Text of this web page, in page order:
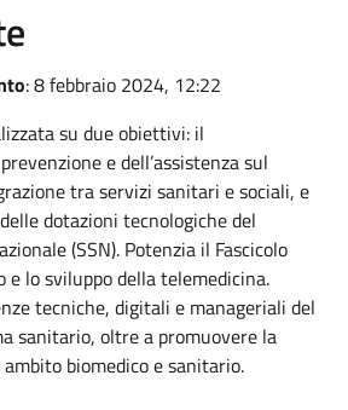
: 8 febbraio 2024, 12:22
su due obiettivi: il
e dell’assistenza sul
tra servizi sanitari e sociali, e
dotazioni tecnologiche del
(SSN). Potenzia il Fascicolo
lo sviluppo della telemedicina.
tecniche, digitali e manageriali del
sanitario, oltre a promuovere la
biomedico e sanitario.